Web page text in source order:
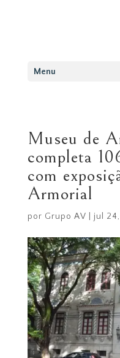
Menu
Museu de
completa
com
Armorial
por Grupo AV jul